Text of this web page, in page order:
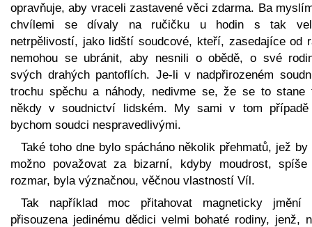
opravňuje, aby vraceli zastavené věci zdarma. Ba
chvílemi se dívaly na ručičku u hodin s tak
netrpělivostí, jako lidští soudcové, kteří, zasedajíce od
nemohou se ubránit, aby nesnili o obědě, o své
svých drahých pantoflích. Je-li v nadpřirozeném
trochu spěchu a náhody, nedivme se, že se to stane
někdy v soudnictví lidském. My sami v tom
bychom soudci nespravedlivými.
Také toho dne bylo spácháno několik přehmatů, jež by
možno považovat za bizarní, kdyby moudrost, spíše
rozmar, byla význačnou, věčnou vlastností Víl.
Tak například moc přitahovat magneticky jmění
přisouzena jedinému dědici velmi bohaté rodiny, jenž,